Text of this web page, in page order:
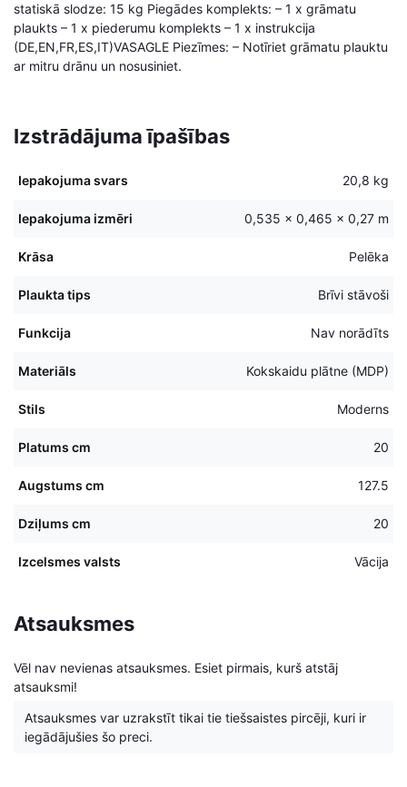
statiskā slodze: 15 kg Piegādes komplekts: – 1 x grāmatu
plaukts – 1 x piederumu komplekts – 1 x instrukcija
(DE,EN,FR,ES,IT)VASAGLE Piezīmes: – Notīriet grāmatu plauktu
ar mitru drānu un nosusiniet.
Izstrādājuma īpašības
Iepakojuma svars 20,8 kg
Iepakojuma izmēri 0,535 × 0,465 × 0,27 m
Krāsa Pelēka
Plaukta tips Brīvi stāvoši
Funkcija Nav norādīts
Materiāls Kokskaidu plātne (MDP)
Stils Moderns
Platums cm 20
Augstums cm 127.5
Dziļums cm 20
Izcelsmes valsts Vācija
Atsauksmes
Vēl nav nevienas atsauksmes. Esiet pirmais, kurš atstāj
atsauksmi!
Atsauksmes var uzrakstīt tikai tie tiešsaistes pircēji, kuri ir
iegādājušies šo preci.